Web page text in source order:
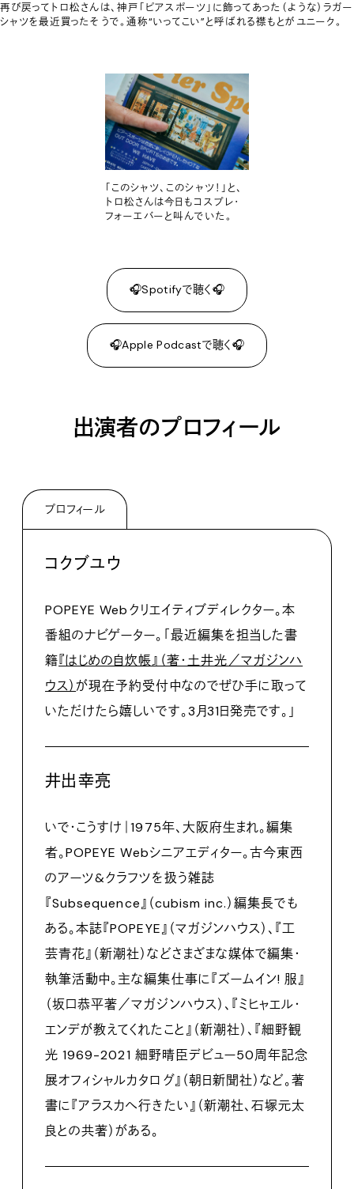
再び戻ってトロ松さんは、神戸「ピアスポーツ」に飾ってあった（ような）ラガー
シャツを最近買ったそうで。通称“いってこい”と呼ばれる襟もとがユニーク。
「このシャツ、このシャツ！」と、
トロ松さんは今日もコスプレ・
フォーエバーと叫んでいた。
🎧Spotifyで聴く🎧
🎧Apple Podcastで聴く🎧
出演者のプロフィール
プロフィール
コクブユウ
POPEYE Webクリエイティブディレクター。本
番組のナビゲーター。「最近編集を担当した書
籍『はじめの自炊帳』（著・土井光／マガジンハ
ウス）が現在予約受付中なのでぜひ手に取って
いただけたら嬉しいです。3月31日発売です。」
井出幸亮
いで・こうすけ｜1975年、大阪府生まれ。編集
者。POPEYE Webシニアエディター。古今東西
のアーツ&クラフツを扱う雑誌
『Subsequence』（cubism inc.）編集長でも
ある。本誌『POPEYE』（マガジンハウス）、『工
芸青花』（新潮社）などさまざまな媒体で編集・
執筆活動中。主な編集仕事に『ズームイン! 服』
（坂口恭平著／マガジンハウス）、『ミヒャエル・
エンデが教えてくれたこと』（新潮社）、『細野観
光 1969-2021 細野晴臣デビュー50周年記念
展オフィシャルカタログ』（朝日新聞社）など。著
書に『アラスカへ行きたい』（新潮社、石塚元太
良との共著）がある。